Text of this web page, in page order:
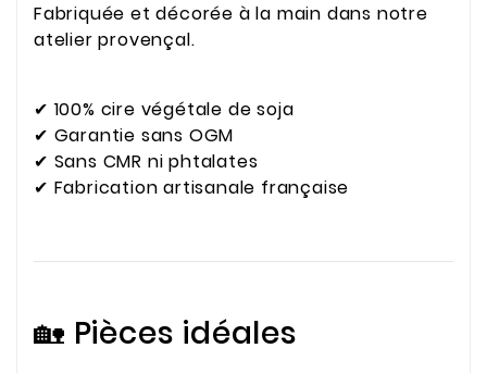
Fabriquée et décorée à la main dans notre
atelier provençal.
✔ 100% cire végétale de soja
✔ Garantie sans OGM
✔ Sans CMR ni phtalates
✔ Fabrication artisanale française
🏡 Pièces idéales